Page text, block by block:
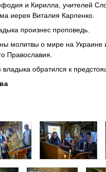
и Кирилла, учителей
иерея Виталия Карпенко.
произнес проповедь.
молитвы о мире на
Православия.
владыка обратился к